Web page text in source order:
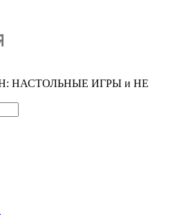
НАСТОЛЬНЫЕ ИГРЫ и НЕ